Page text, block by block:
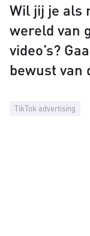
TikTok advertising
Wil jij je als
wereld van
video’s?
bewust van